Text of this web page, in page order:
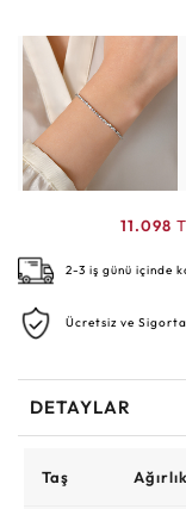
11.098
2-3 iş günü içinde
Ücretsiz ve
DETAYLAR
Taş Ağırlık